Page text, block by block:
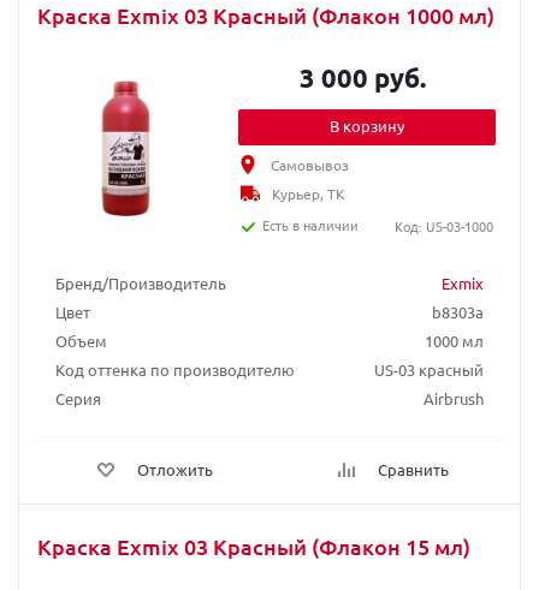
Краска Exmix 03 Красный (Флакон 1000 мл)
Бренд/Производитель
Exmix
Цвет
b8303a
Объем
1000 мл
Код оттенка по производителю
US-03 красный
Серия
Airbrush
Отложить Сравнить
3 000 руб.
В корзину
Самовывоз
Курьер, ТК
Есть в наличии
Код: US-03-1000
Краска Exmix 03 Красный (Флакон 15 мл)